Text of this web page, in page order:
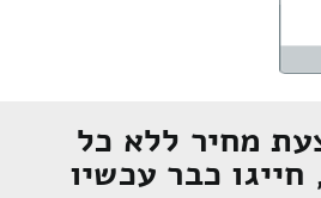
מחיר ללא כל
כבר עכשיו